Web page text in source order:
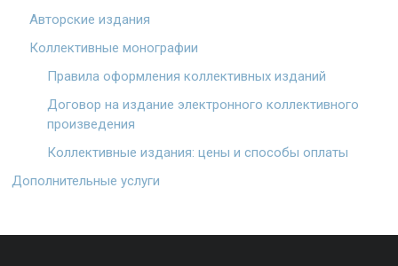
Авторские издания
Коллективные монографии
Правила оформления коллективных изданий
Договор на издание электронного коллективного
произведения
Коллективные издания: цены и способы оплаты
Дополнительные услуги